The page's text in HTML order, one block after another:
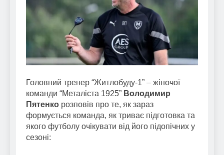
Головний тренер “Житлобуду-1” – жіночої
команди “Металіста 1925” Володимир
Пятенко розповів про те, як зараз
формується команда, як триває підготовка та
якого футболу очікувати від його підопічних у
сезоні: